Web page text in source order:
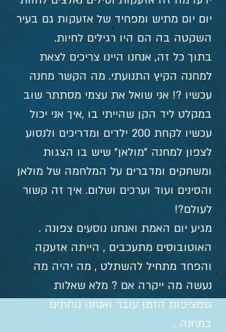
יום יום מתיש ומפחיד של אזעקות גם בעיר
השקטה בה הם היו רגילים לחיות.
בתוך כל זה, אנחנו היינו צריכים לצאת
למחנה הקיץ התנועתי. מה הקשר מחנה
עכשיו ?! אני שואל את עצמי מסתתר שוב
במקלט ליד הקן שהייתי בו ,איך אני יכול
עכשיו לקחת 200 ילדים ומדריכים ולנסוע
לצפון למחנה "מולאן" שיש בו הצגות
ומשחקים ומדברים על המלחמה של מולאן
והסינים ועוד וערכים ושלום. איך זה קשור
לעולם?!
מגיע יום האמת ואנחנו נוסעים צפונה .
האוטובוסים מתעכבים , הייתה אזעקה
והפחד מתחיל להשתלט , מה יהיה מה
נעשה מה ייקרה אם ? מלא שאלות
שמציפות הזמן עובר ואנחנו נוחתים
במחנה .